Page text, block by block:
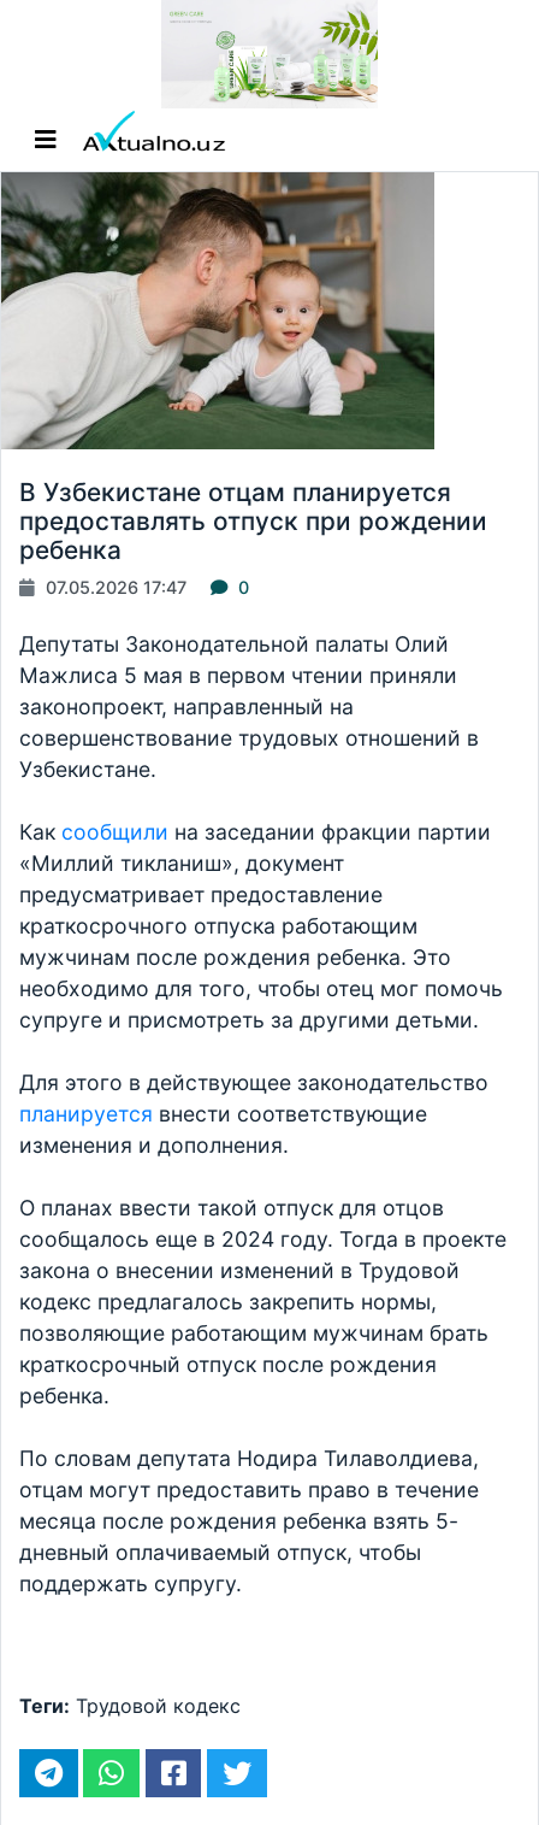
В Узбекистане отцам планируется
предоставлять отпуск при рождении
ребенка
07.05.2026 17:47 0
Депутаты Законодательной палаты Олий
Мажлиса 5 мая в первом чтении приняли
законопроект, направленный на
совершенствование трудовых отношений в
Узбекистане.
Как сообщили на заседании фракции партии
«Миллий тикланиш», документ
предусматривает предоставление
краткосрочного отпуска работающим
мужчинам после рождения ребенка. Это
необходимо для того, чтобы отец мог помочь
супруге и присмотреть за другими детьми.
Для этого в действующее законодательство
планируется внести соответствующие
изменения и дополнения.
О планах ввести такой отпуск для отцов
сообщалось еще в 2024 году. Тогда в проекте
закона о внесении изменений в Трудовой
кодекс предлагалось закрепить нормы,
позволяющие работающим мужчинам брать
краткосрочный отпуск после рождения
ребенка.
По словам депутата Нодира Тилаволдиева,
отцам могут предоставить право в течение
месяца после рождения ребенка взять 5-
дневный оплачиваемый отпуск, чтобы
поддержать супругу.
Теги: Трудовой кодекс